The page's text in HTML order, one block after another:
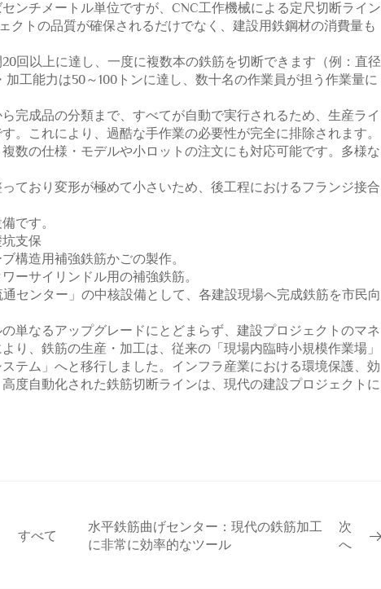
ンチメートル単位ですが、CNC工作機械による定尺切断ライン
クトの品質が確保されるだけでなく、建設用鉄鋼材の消費量も
回以上に達し、一度に複数本の鉄筋を切断できます（例：直径
工能力は50～100トンに達し、数十名の作業員が担う作業量に
完成品の分類まで、すべてが自動で実行されるため、生産ライ
。これにより、過酷な手作業の必要性が完全に排除されます。
数の仕様・モデルや小ロットの注文にも対応可能です。多様な
ており変形が極めて小さいため、後工程におけるフランジ接合
です。
支保
構造用補強鉄筋かごの製作。
ーサイリンドル用の補強鉄筋。
センター」の中核設備として、各建設現場へ完成鉄筋を市民向
単なるアップグレードにとどまらず、建設プロジェクトのマネ
り、鉄筋の生産・加工は、従来の「現場内臨時小規模作業場」
テム」へと移行しました。インフラ産業における環境保護、効
度自動化された鉄筋切断ラインは、現代の建設プロジェクトに
すべて
水平鉄筋曲げセンター：現代の鉄筋加工
に非常に効率的なツール
次
へ